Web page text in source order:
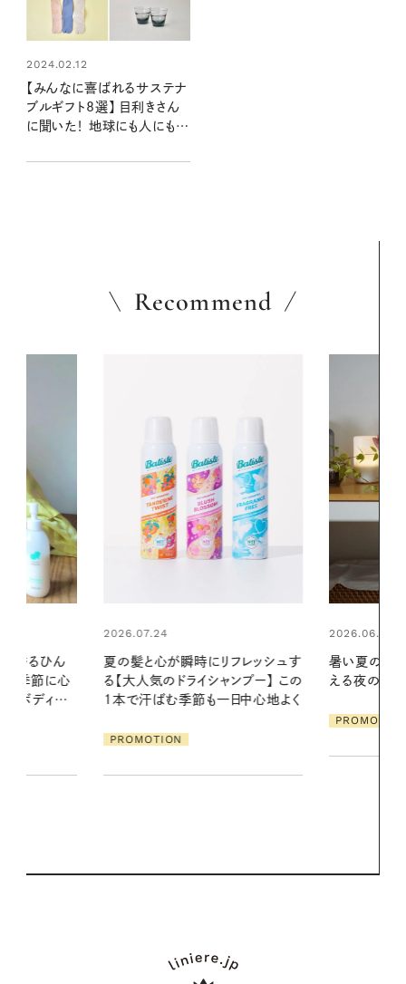
2024.02.12
【みんなに喜ばれるサステナ
ブルギフト8選】 目利きさん
に聞いた！ 地球にも人にもや
Recommend
レッシュす
プー】 この
中心地よく
2026.06.01
暑い夏のナイトルーティン。私を整
える夜の爽やかご褒美ケア
2026.07.21
発・ベーリングの